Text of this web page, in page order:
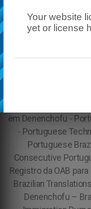
Your website
yet or license